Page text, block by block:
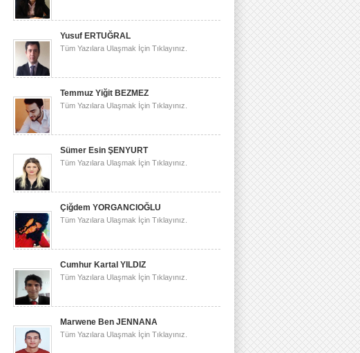
Yusuf ERTUĞRAL
Tüm Yazılara Ulaşmak İçin Tıklayınız.
Temmuz Yiğit BEZMEZ
Tüm Yazılara Ulaşmak İçin Tıklayınız.
Sümer Esin ŞENYURT
Tüm Yazılara Ulaşmak İçin Tıklayınız.
Çiğdem YORGANCIOĞLU
Tüm Yazılara Ulaşmak İçin Tıklayınız.
Cumhur Kartal YILDIZ
Tüm Yazılara Ulaşmak İçin Tıklayınız.
Marwene Ben JENNANA
Tüm Yazılara Ulaşmak İçin Tıklayınız.